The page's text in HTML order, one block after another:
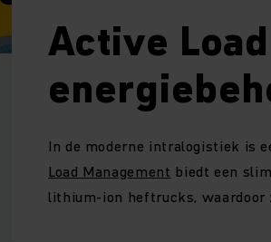
Active
In de moderne intralogistiek is
Load Management biedt een
lithium-ion heftrucks, waardoor